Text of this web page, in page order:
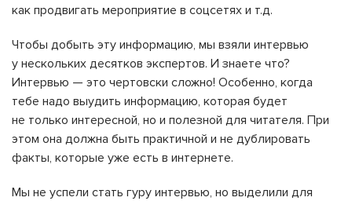
как продвигать мероприятие в соцсетях и т.д.
Чтобы добыть эту информацию, мы взяли интервью
у нескольких десятков экспертов. И знаете что?
Интервью — это чертовски сложно! Особенно, когда
тебе надо выудить информацию, которая будет
не только интересной, но и полезной для читателя. При
этом она должна быть практичной и не дублировать
факты, которые уже есть в интернете.
Мы не успели стать гуру интервью, но выделили для